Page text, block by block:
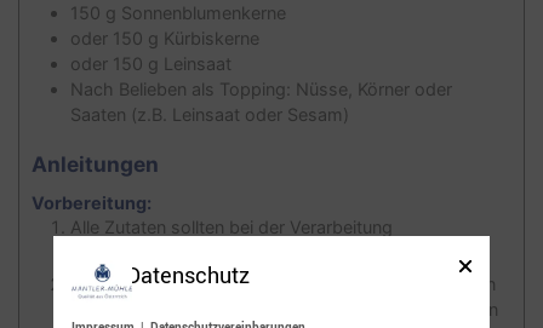
150 g Sonnenblumenkerne
oder 150 g Kürbiskerne
oder 150 g Leinsaat
Nach Belieben als Topping: Nüsse, Körner oder
Saaten (z.B. Leinsaat oder Sesam)
Anleitungen
Vorbereitung:
Alle Zutaten sollten bei der Verarbeitung
Die Saaten mit 150 g Wasser und 5 g Salz aufquellen
lassen. Man kann auch eine 150 g Mischung aus den
Datenschutz